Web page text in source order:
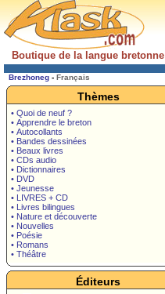
Boutique de la langue bretonne
Brezhoneg - Français
Thèmes
• Quoi de neuf ?
• Apprendre le breton
• Autocollants
• Bandes dessinées
• Beaux livres
• CDs audio
• Dictionnaires
• DVD
• Jeunesse
• LIVRES + CD
• Livres bilingues
• Nature et découverte
• Nouvelles
• Poésie
• Romans
• Théâtre
Éditeurs